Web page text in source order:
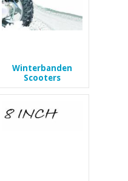
Winterbanden
Scooters